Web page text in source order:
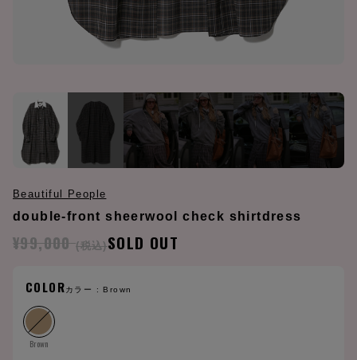
Beautiful People
double-front sheerwool check shirtdress
¥99,000 (税込)SOLD OUT
COLORカラー : Brown
Brown